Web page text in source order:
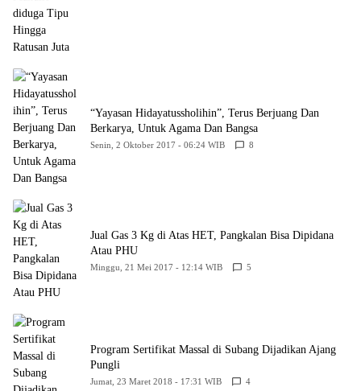
“Yayasan Hidayatussholihin”, Terus Berjuang Dan
Berkarya, Untuk Agama Dan Bangsa
Senin, 2 Oktober 2017 - 06:24 WIB 8
Jual Gas 3 Kg di Atas HET, Pangkalan Bisa Dipidana
Atau PHU
Minggu, 21 Mei 2017 - 12:14 WIB 5
Program Sertifikat Massal di Subang Dijadikan Ajang
Pungli
Jumat, 23 Maret 2018 - 17:31 WIB 4